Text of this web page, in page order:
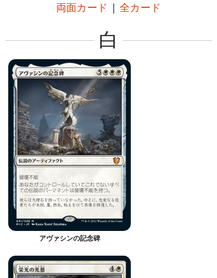
両面カード | 全カード
白
アヴァシンの記念碑